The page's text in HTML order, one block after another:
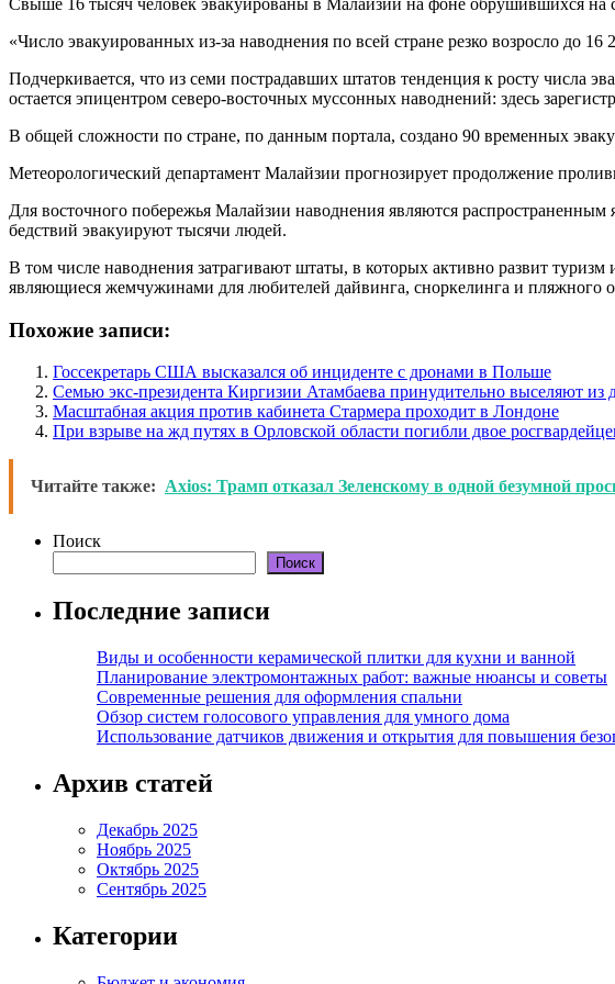
«Число эвакуированных из-за наводнения по всей стране резко возросло до
Подчеркивается, что из семи пострадавших штатов тенденция к росту
остается эпицентром северо-восточных муссонных наводнений: здесь
В общей сложности по стране, по данным портала, создано 90 временных
Метеорологический департамент Малайзии прогнозирует продолжение
Для восточного побережья Малайзии наводнения являются
бедствий эвакуируют тысячи людей.
В том числе наводнения затрагивают штаты, в которых активно развит
являющиеся жемчужинами для любителей дайвинга, сноркелинга и пляжного
Похожие записи:
Госсекретарь США высказался об инциденте с дронами в Польше
Семью экс-президента Киргизии Атамбаева принудительно выселяют из
Масштабная акция против кабинета Стармера проходит в Лондоне
При взрыве на жд путях в Орловской области погибли двое
Читайте также: Axios: Трамп отказал Зеленскому в одной безумной
Поиск
Поиск
Последние записи
Виды и особенности керамической плитки для кухни и ванной
Планирование электромонтажных работ: важные нюансы и советы
Современные решения для оформления спальни
Обзор систем голосового управления для умного дома
Использование датчиков движения и открытия для повышения
Архив статей
Декабрь 2025
Ноябрь 2025
Октябрь 2025
Сентябрь 2025
Категории